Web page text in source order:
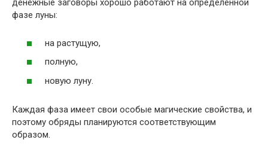
денежные заговоры хорошо работают на определенной
фазе луны:
на растущую,
полную,
новую луну.
Каждая фаза имеет свои особые магические свойства, и
поэтому обряды планируются соответствующим
образом.